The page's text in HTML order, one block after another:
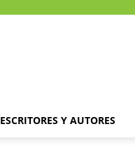
ESCRITORES Y AUTORES